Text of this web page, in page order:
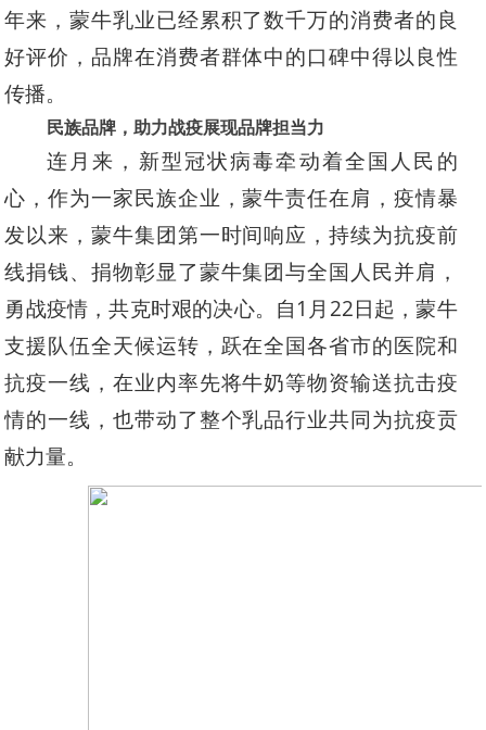
年来，蒙牛乳业已经累积了数千万的消费者的良
好评价，品牌在消费者群体中的口碑中得以良性
传播。
民族品牌，助力战疫展现品牌担当力
连月来，新型冠状病毒牵动着全国人民的
心，作为一家民族企业，蒙牛责任在肩，疫情暴
发以来，蒙牛集团第一时间响应，持续为抗疫前
线捐钱、捐物彰显了蒙牛集团与全国人民并肩，
勇战疫情，共克时艰的决心。自1月22日起，蒙牛
支援队伍全天候运转，跃在全国各省市的医院和
抗疫一线，在业内率先将牛奶等物资输送抗击疫
情的一线，也带动了整个乳品行业共同为抗疫贡
献力量。